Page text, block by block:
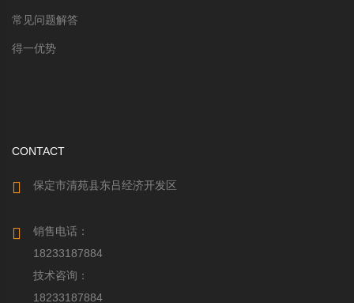
常见问题解答
得一优势
CONTACT
保定市清苑县东吕经济开发区
销售电话：
18233187884
技术咨询：
18233187884